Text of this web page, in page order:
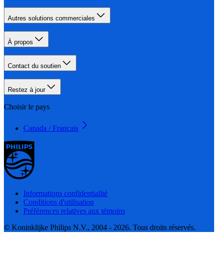
Autres solutions commerciales
À propos
Contact du soutien
Restez à jour
Choisir le pays
Canada / Français
Informations confidentialité
Conditions d'utilisation
Préférences relatives aux témoins
© Koninklijke Philips N.V., 2004 - 2026. Tous droits réservés.